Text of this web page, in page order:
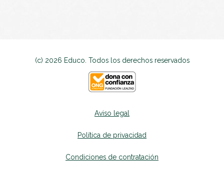
(c) 2026 Educo. Todos los derechos reservados
Aviso legal
Política de privacidad
Condiciones de contratación